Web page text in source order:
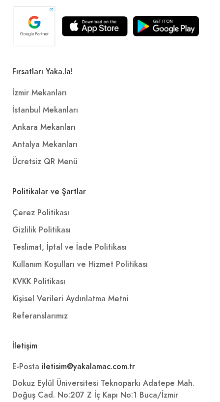
Fırsatları Yaka.la!
İzmir Mekanları
İstanbul Mekanları
Ankara Mekanları
Antalya Mekanları
Ücretsiz QR Menü
Politikalar ve Şartlar
Çerez Politikası
Gizlilik Politikası
Teslimat, İptal ve İade Politikası
Kullanım Koşulları ve Hizmet Politikası
KVKK Politikası
Kişisel Verileri Aydınlatma Metni
Referanslarımız
İletişim
E-Posta iletisim@yakalamac.com.tr
Dokuz Eylül Üniversitesi Teknoparkı Adatepe Mah.
Doğuş Cad. No:207 Z İç Kapı No:1 Buca/İzmir